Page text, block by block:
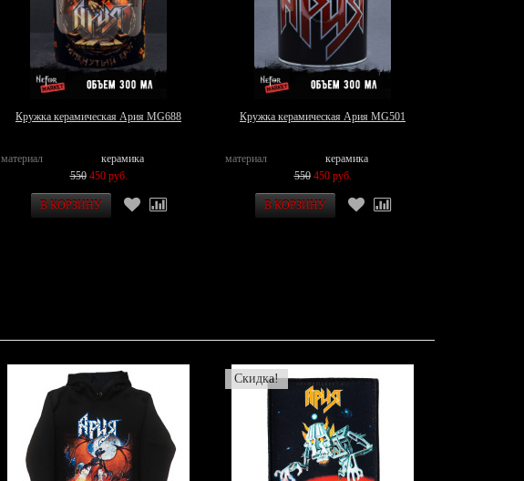
Кружка керамическая Ария MG688
материал
керамика
550 450 руб.
Кружка керамическая Ария MG501
материал
керамика
550 450 руб.
Скидка!